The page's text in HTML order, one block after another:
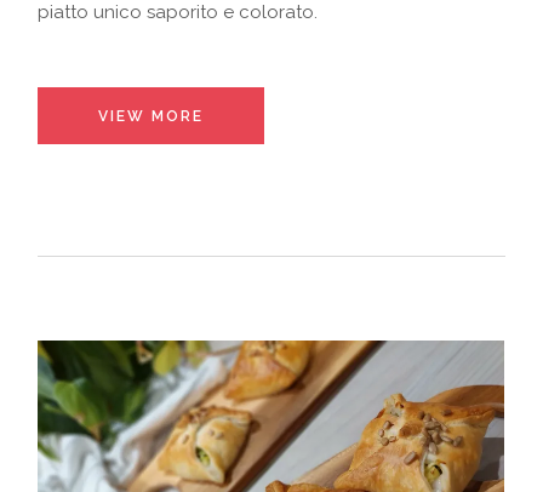
piatto unico saporito e colorato.
VIEW MORE